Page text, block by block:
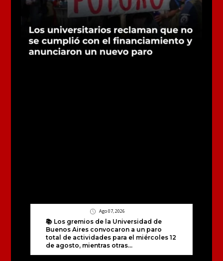
Ago 07, 2026
📚 Los gremios de la Universidad de
Buenos Aires convocaron a un paro
total de actividades para el miércoles 12
de agosto, mientras otras...